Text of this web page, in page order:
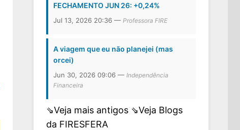
FECHAMENTO JUN 26: +0,24%
Jul 13, 2026 20:36 —Professora FIRE
A viagem que eu não planejei (mas
orcei)
Jun 30, 2026 09:06 —Independência
Financeira
⇘Veja mais antigos ⇘Veja Blogs
da FIRESFERA